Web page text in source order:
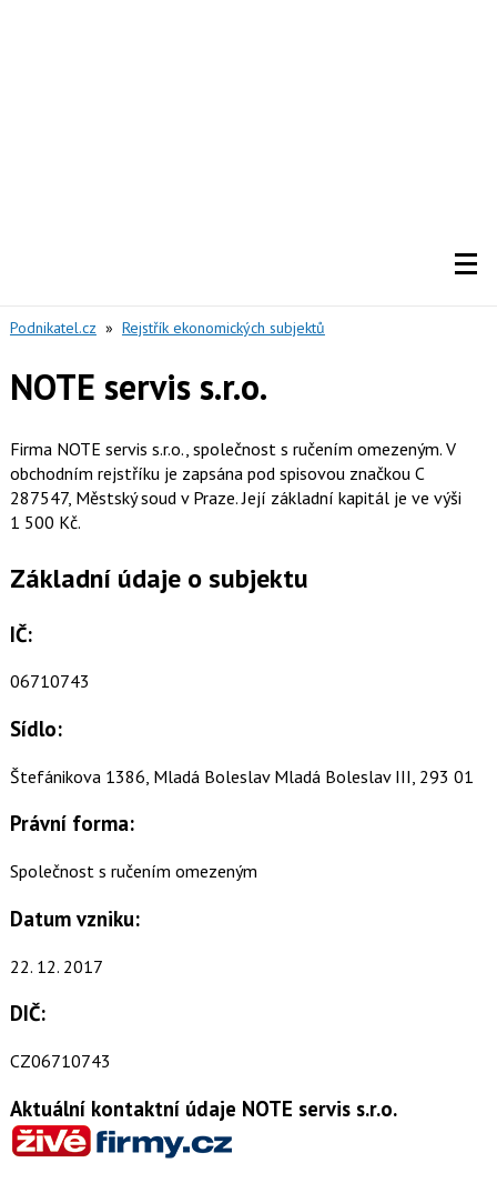
Podnikatel.cz » Rejstřík ekonomických subjektů
NOTE servis s.r.o.
Firma NOTE servis s.r.o., společnost s ručením omezeným. V
obchodním rejstříku je zapsána pod spisovou značkou C
287547, Městský soud v Praze. Její základní kapitál je ve výši
1 500 Kč.
Základní údaje o subjektu
IČ:
06710743
Sídlo:
Štefánikova 1386, Mladá Boleslav Mladá Boleslav III, 293 01
Právní forma:
Společnost s ručením omezeným
Datum vzniku:
22. 12. 2017
DIČ:
CZ06710743
Aktuální kontaktní údaje NOTE servis s.r.o.